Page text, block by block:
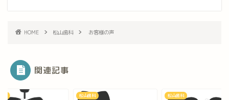
HOME 松山歯科 お客様の声
関連記事
松山歯科 松山歯科